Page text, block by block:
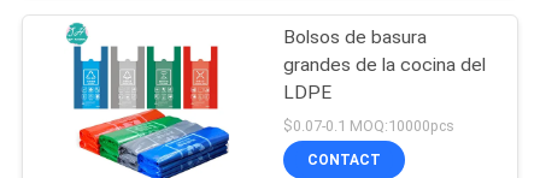
Bolsos de basura
grandes de la cocina del
LDPE
$0.07-0.1 MOQ:10000pcs
CONTACT